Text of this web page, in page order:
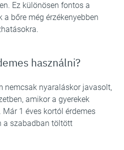
Ez különösen fontos a
a bőre még érzékenyebben
használni?
nemcsak nyaraláskor javasolt,
amikor a gyerekek
1 éves kortól érdemes
a szabadban töltött